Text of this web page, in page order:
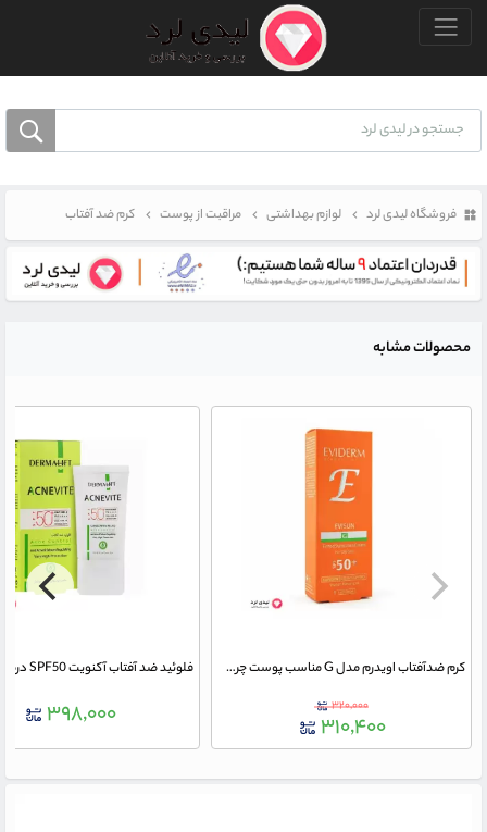
منو بالا
فروشگاه لیدی لرد لوازم بهداشتی مراقبت از پوست کرم ضد آفتاب
محصولات مشابه
کرم ضدآفتاب اویدرم مدل G مناسب پوست چرب رنگ بژ روشن SPF50
۳۲۰,۰۰۰
۳۱۰,۴۰۰ ۳۹۸,۰۰۰